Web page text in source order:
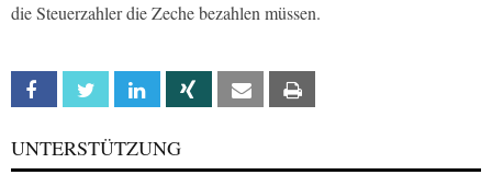
die Steuerzahler die Zeche bezahlen müssen.
Facebook Twitter Linkedin Xing Email
UNTERSTÜTZUNG